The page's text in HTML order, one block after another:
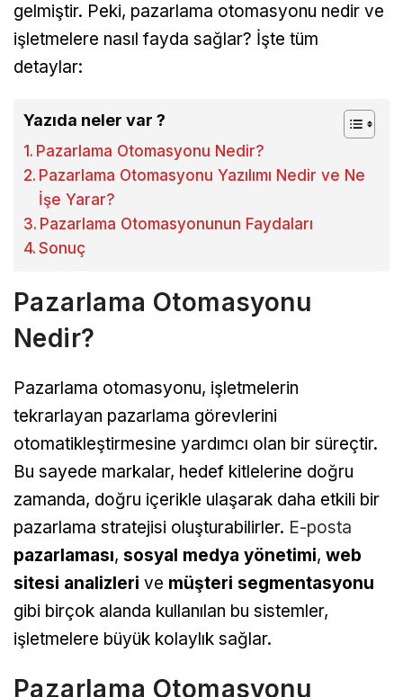
gelmiştir. Peki, pazarlama otomasyonu nedir ve
işletmelere nasıl fayda sağlar? İşte tüm
detaylar:
Yazıda neler var ?
Pazarlama Otomasyonu Nedir?
Pazarlama Otomasyonu Yazılımı Nedir ve Ne
İşe Yarar?
Pazarlama Otomasyonunun Faydaları
Sonuç
Pazarlama Otomasyonu
Nedir?
Pazarlama otomasyonu, işletmelerin
tekrarlayan pazarlama görevlerini
otomatikleştirmesine yardımcı olan bir süreçtir.
Bu sayede markalar, hedef kitlelerine doğru
zamanda, doğru içerikle ulaşarak daha etkili bir
pazarlama stratejisi oluşturabilirler. E-posta
pazarlaması, sosyal medya yönetimi, web
sitesi analizleri ve müşteri segmentasyonu
gibi birçok alanda kullanılan bu sistemler,
işletmelere büyük kolaylık sağlar.
Pazarlama Otomasyonu